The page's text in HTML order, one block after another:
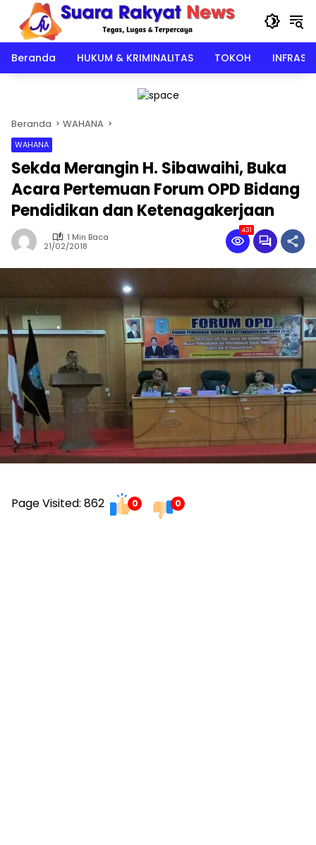
Langsung
konten
Beranda
HUKUM & KRIMINALITAS TOKOH
Beranda WAHANA
WAHANA
Sekda Merangin H. Sibawaihi, Buka
Acara Pertemuan Forum OPD Bidang
Pendidikan dan Ketenagakerjaan
1 Min Baca
21/02/2018
431
Page Visited: 862 0 0